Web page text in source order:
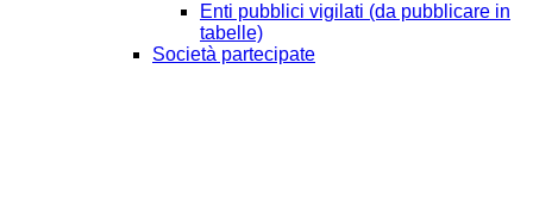
Enti pubblici vigilati (da pubblicare in
tabelle)
Società partecipate